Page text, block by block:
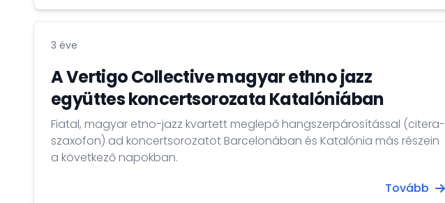
3 éve
A Vertigo Collective magyar ethno jazz
együttes koncertsorozata Katalóniában
Fiatal, magyar etno-jazz kvartett meglepő hangszerpárosítással (citera-
szaxofon) ad koncertsorozatot Barcelonában és Katalónia más részein
a következő napokban.
Tovább